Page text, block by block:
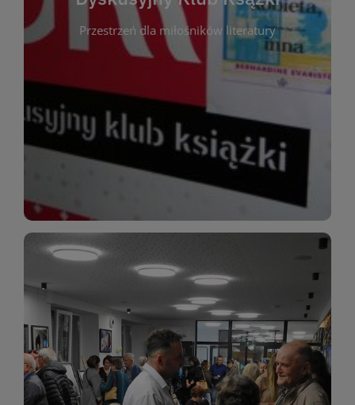
Przestrzeń dla miłośników literatury
Dyskusyjny Klub Ksążki
Dyskusyjny Klub Książki to przestrzeń dla
miłośników literatury, którzy lubią dzielić się
opiniami i emocjami po lekturze. Spotykamy się
regularnie, by rozmawiać o wybranych tytułach z
różnych gatunków literackich. Każde spotkanie to
okazja do inspirującej dyskusji, wymiany
do kontaktu z kulturą i sztuką w przestrzeni
biblioteki. Serdecznie zapraszamy wszystkich
miłośników estetycznych doznań!
WIĘCEJ